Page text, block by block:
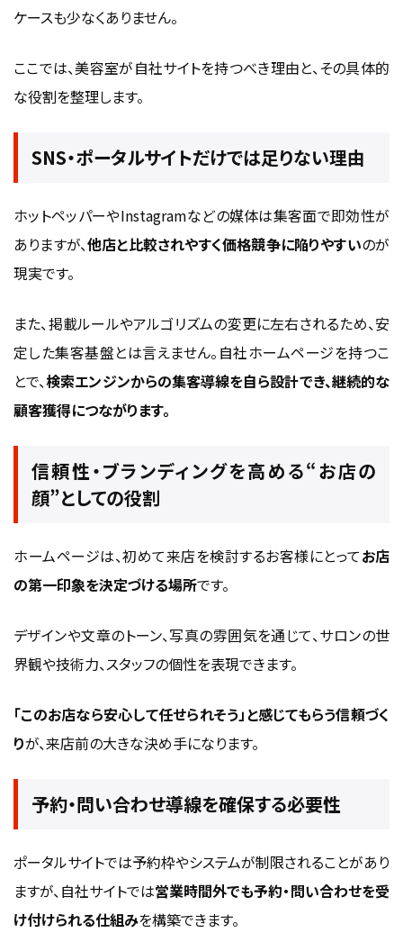
写真・デザイン・導線で秀でているサイト比較
観”の両立
差別化要素としての“体験設計”と付加価値
ヘアケア知識・コラムで専門性を訴求
季節メニュー・キャンペーン設計による回遊誘導
まとめ：美容室のホームページ制作は「世界
観×導線設計」が成功の鍵
ケースも少なくありません。
ここでは、美容室が自社サイトを持つべき理由と、その具体的
な役割を整理します。
SNS・ポータルサイトだけでは足りない理由
ホットペッパーやInstagramなどの媒体は集客面で即効性が
ありますが、他店と比較されやすく価格競争に陥りやすいのが
現実です。
また、掲載ルールやアルゴリズムの変更に左右されるため、安
定した集客基盤とは言えません。自社ホームページを持つこ
とで、検索エンジンからの集客導線を自ら設計でき、継続的な
顧客獲得につながります。
信頼性・ブランディングを高める“お店の
顔”としての役割
ホームページは、初めて来店を検討するお客様にとってお店
の第一印象を決定づける場所です。
デザインや文章のトーン、写真の雰囲気を通じて、サロンの世
界観や技術力、スタッフの個性を表現できます。
「このお店なら安心して任せられそう」と感じてもらう信頼づく
りが、来店前の大きな決め手になります。
予約・問い合わせ導線を確保する必要性
ポータルサイトでは予約枠やシステムが制限されることがあり
ますが、自社サイトでは営業時間外でも予約・問い合わせを受
け付けられる仕組みを構築できます。